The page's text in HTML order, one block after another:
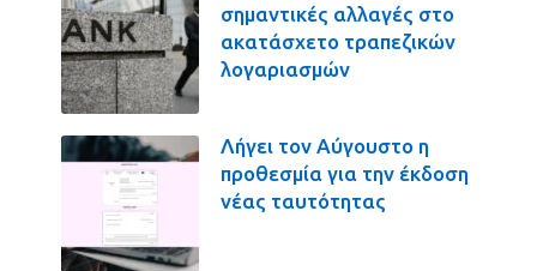
σημαντικές αλλαγές στο
ακατάσχετο τραπεζικών
λογαριασμών
Λήγει τον Αύγουστο η
προθεσμία για την έκδοση
νέας ταυτότητας